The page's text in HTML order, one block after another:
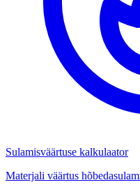
Sulamisväärtuse kalkulaator
Materjali väärtus